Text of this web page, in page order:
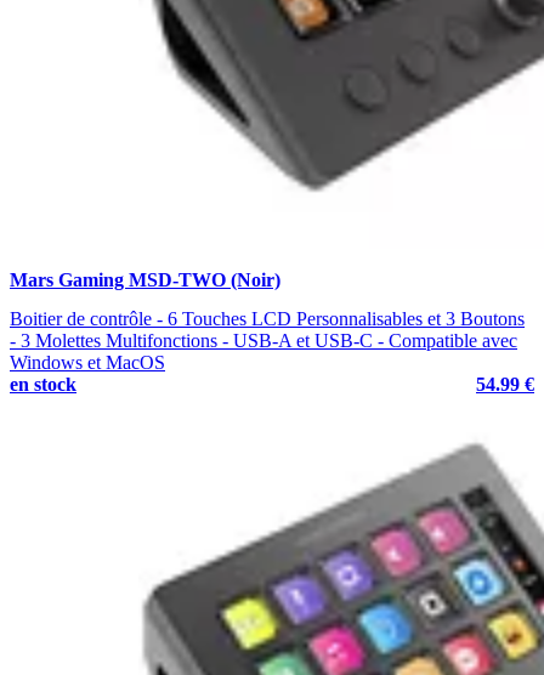
Mars Gaming MSD-TWO (Noir)
Boitier de contrôle - 6 Touches LCD Personnalisables et 3 Boutons
- 3 Molettes Multifonctions - USB-A et USB-C - Compatible avec
Windows et MacOS
en stock
54.99 €